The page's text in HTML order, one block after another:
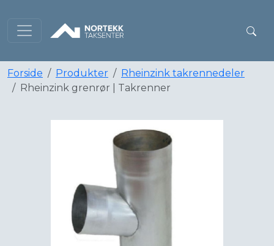
Forside Produkter
Rheinzink takrennedeler
Rheinzink grenrør | Takrenner